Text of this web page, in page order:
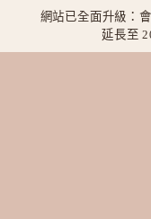
網站已全面升級：
延長至